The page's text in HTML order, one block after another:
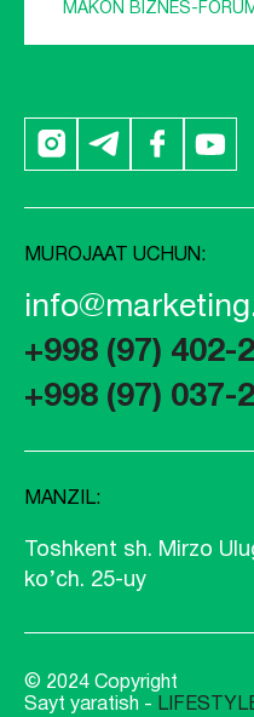
MAKON BIZNES-
MUROJAAT UCHUN:
+998 (97) 402-
+998 (97) 037-
MANZIL:
Toshkent sh. Mirzo
ko’ch. 25-uy
© 2024 Copyright
Sayt yaratish -